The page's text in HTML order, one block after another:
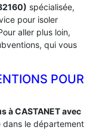
spécialisée,
pour isoler
aller plus loin,
qui vous
POUR
à CASTANET avec
le département